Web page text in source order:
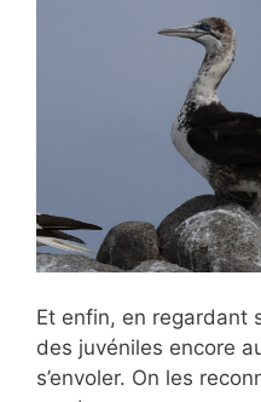
Et enfin, en regardant
des juvéniles encore
s’envoler. On les